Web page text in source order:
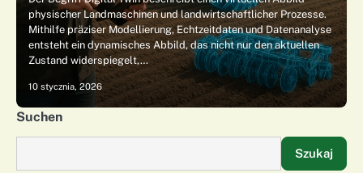
physischer Landmaschinen und landwirtschaftlicher Prozesse.
Mithilfe präziser Modellierung, Echtzeitdaten und Datenanalyse
entsteht ein dynamisches Abbild, das nicht nur den aktuellen
Zustand widerspiegelt,…
10 stycznia, 2026
Suchen
Szukaj